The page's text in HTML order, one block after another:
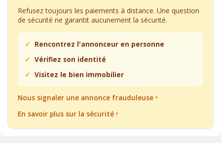
Refusez toujours les paiements à distance. Une question
de sécurité ne garantit aucunement la sécurité.
Rencontrez l'annonceur en personne
Vérifiez son identité
Visitez le bien immobilier
Nous signaler une annonce frauduleuse
En savoir plus sur la sécurité